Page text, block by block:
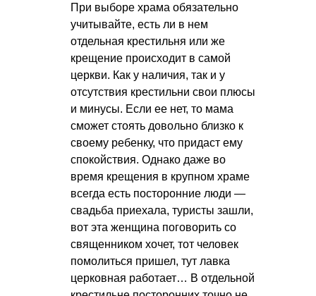
При выборе храма обязательно
учитывайте, есть ли в нем
отдельная крестильня или же
крещение происходит в самой
церкви. Как у наличия, так и у
отсутствия крестильни свои плюсы
и минусы. Если ее нет, то мама
сможет стоять довольно близко к
своему ребенку, что придаст ему
спокойствия. Однако даже во
время крещения в крупном храме
всегда есть посторонние люди —
свадьба приехала, туристы зашли,
вот эта женщина поговорить со
священником хочет, тот человек
помолиться пришел, тут лавка
церковная работает… В отдельной